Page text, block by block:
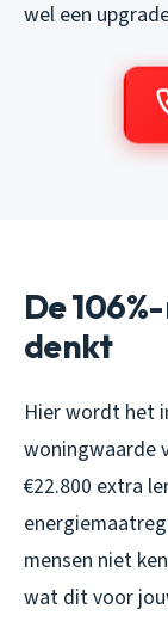
wel een
De
denkt
Hier wordt het
woningwaarde
€22.800 extra
mensen niet
wat dit voor